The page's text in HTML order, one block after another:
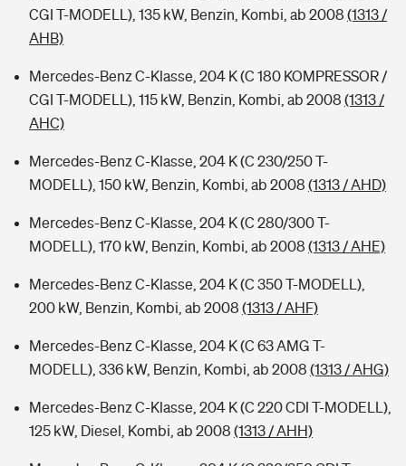
CGI T-MODELL), 135 kW, Benzin, Kombi, ab 2008 (1313 /
AHB)
Mercedes-Benz C-Klasse, 204 K (C 180 KOMPRESSOR /
CGI T-MODELL), 115 kW, Benzin, Kombi, ab 2008 (1313 /
AHC)
Mercedes-Benz C-Klasse, 204 K (C 230/250 T-
MODELL), 150 kW, Benzin, Kombi, ab 2008 (1313 / AHD)
Mercedes-Benz C-Klasse, 204 K (C 280/300 T-
MODELL), 170 kW, Benzin, Kombi, ab 2008 (1313 / AHE)
Mercedes-Benz C-Klasse, 204 K (C 350 T-MODELL),
200 kW, Benzin, Kombi, ab 2008 (1313 / AHF)
Mercedes-Benz C-Klasse, 204 K (C 63 AMG T-
MODELL), 336 kW, Benzin, Kombi, ab 2008 (1313 / AHG)
Mercedes-Benz C-Klasse, 204 K (C 220 CDI T-MODELL),
125 kW, Diesel, Kombi, ab 2008 (1313 / AHH)